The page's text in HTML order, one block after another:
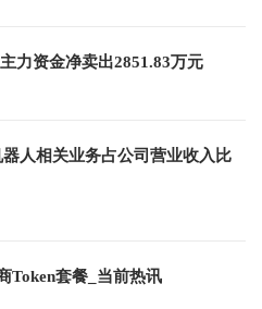
力资金净卖出2851.83万元
人相关业务占公司营业收入比
Token套餐_当前热讯